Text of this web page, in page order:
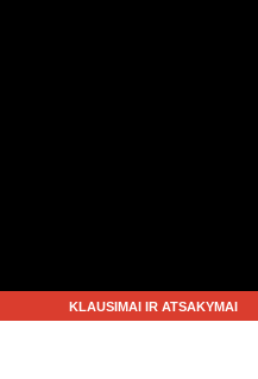
KLAUSIMAI IR ATSAKYMAI